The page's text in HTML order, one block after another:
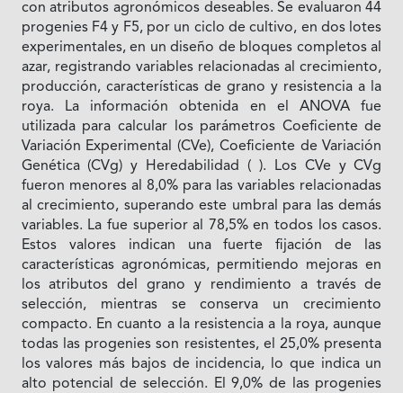
con atributos agronómicos deseables. Se evaluaron 44
progenies F4 y F5, por un ciclo de cultivo, en dos lotes
experimentales, en un diseño de bloques completos al
azar, registrando variables relacionadas al crecimiento,
producción, características de grano y resistencia a la
roya. La información obtenida en el ANOVA fue
utilizada para calcular los parámetros Coeficiente de
Variación Experimental (CVe), Coeficiente de Variación
Genética (CVg) y Heredabilidad ( ). Los CVe y CVg
fueron menores al 8,0% para las variables relacionadas
al crecimiento, superando este umbral para las demás
variables. La fue superior al 78,5% en todos los casos.
Estos valores indican una fuerte fijación de las
características agronómicas, permitiendo mejoras en
los atributos del grano y rendimiento a través de
selección, mientras se conserva un crecimiento
compacto. En cuanto a la resistencia a la roya, aunque
todas las progenies son resistentes, el 25,0% presenta
los valores más bajos de incidencia, lo que indica un
alto potencial de selección. El 9,0% de las progenies